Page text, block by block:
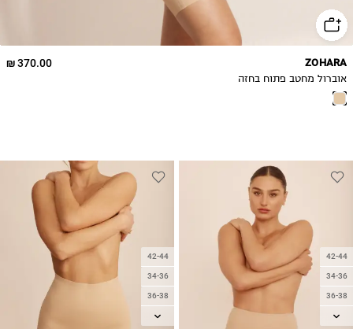
370.00 ₪ ZOHARA
אוברול מחטב פתוח בחזה
42-44
34-36
36-38
38-40
42-44
34-36
36-38
38-40